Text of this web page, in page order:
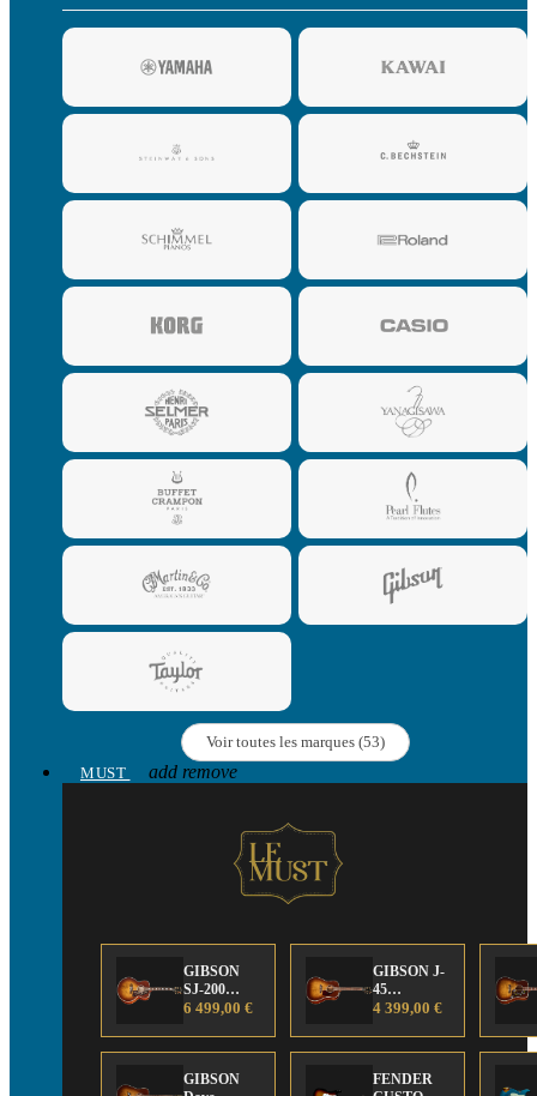
Voir toutes les marques (53)
MUST
add remove
GIBSON
SJ-200
Anniversary
Edition
6 499,00 €
GIBSON J-
45
Anniversary
Edition
4 399,00 €
GIBSON
FENDER